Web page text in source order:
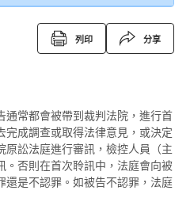
供服務的案件類別
列印 分享
通常都會被帶到裁判法院，進行首
成調查或取得法律意見，或決定
訟法庭進行審訊，檢控人員（主
。否則在首次聆訊中，法庭會向被
還是不認罪。如被告不認罪，法庭